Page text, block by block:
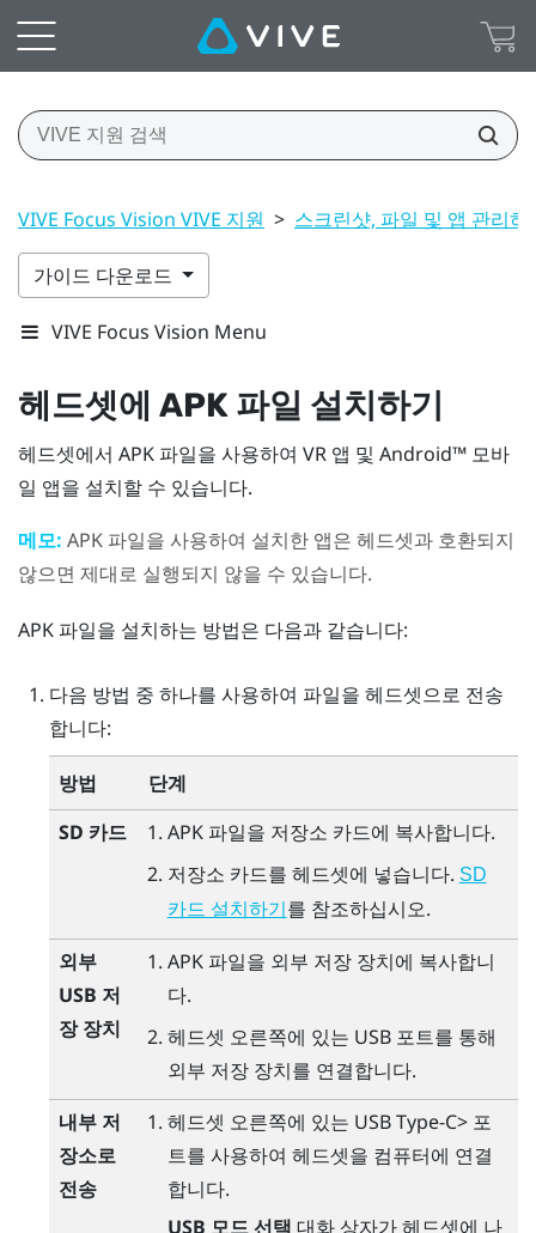
VIVE Focus Vision VIVE 지원 > 스크린샷, 파일 및 앱 관리하
가이드 다운로드
VIVE Focus Vision Menu
헤드셋에 APK 파일 설치하기
헤드셋에서 APK 파일을 사용하여 VR 앱 및 Android™ 모바
일 앱을 설치할 수 있습니다.
메모: APK 파일을 사용하여 설치한 앱은 헤드셋과 호환되지
않으면 제대로 실행되지 않을 수 있습니다.
APK 파일을 설치하는 방법은 다음과 같습니다:
다음 방법 중 하나를 사용하여 파일을 헤드셋으로 전송
합니다:
방법
단계
SD 카드
APK 파일을 저장소 카드에 복사합니다.
저장소 카드를 헤드셋에 넣습니다. SD
카드 설치하기 를 참조하십시오.
외부
USB 저
장 장치
APK 파일을 외부 저장 장치에 복사합니
다.
헤드셋 오른쪽에 있는 USB 포트를 통해
외부 저장 장치를 연결합니다.
내부 저
장소로
전송
헤드셋 오른쪽에 있는 USB Type-C> 포
트를 사용하여 헤드셋을 컴퓨터에 연결
합니다.
USB 모드 선택 대화 상자가 헤드셋에 나